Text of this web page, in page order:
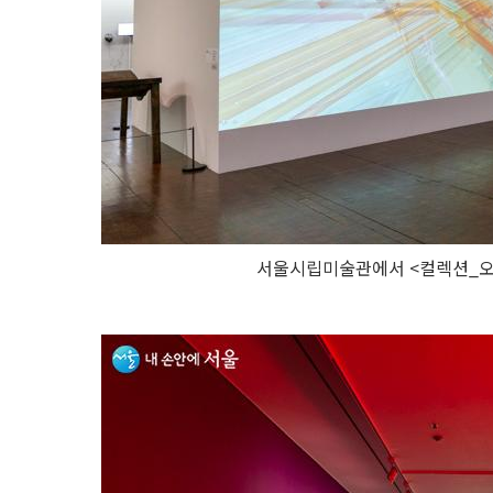
서울시립미술관에서 <컬렉션_